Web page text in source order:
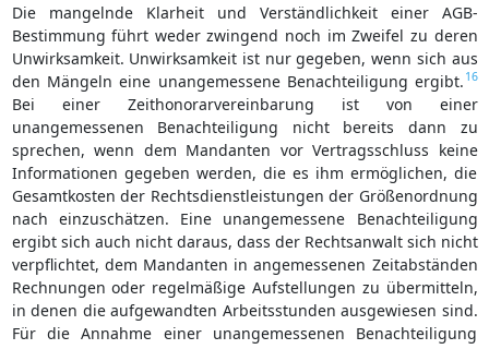
Die mangelnde Klarheit und Verständlichkeit einer AGB-
Bestimmung führt weder zwingend noch im Zweifel zu deren
Unwirksamkeit. Unwirksamkeit ist nur gegeben, wenn sich aus
den Mängeln eine unangemessene Benachteiligung ergibt. 16
Bei einer Zeithonorarvereinbarung ist von einer
unangemessenen Benachteiligung nicht bereits dann zu
sprechen, wenn dem Mandanten vor Vertragsschluss keine
Informationen gegeben werden, die es ihm ermöglichen, die
Gesamtkosten der Rechtsdienstleistungen der Größenordnung
nach einzuschätzen. Eine unangemessene Benachteiligung
ergibt sich auch nicht daraus, dass der Rechtsanwalt sich nicht
verpflichtet, dem Mandanten in angemessenen Zeitabständen
Rechnungen oder regelmäßige Aufstellungen zu übermitteln,
in denen die aufgewandten Arbeitsstunden ausgewiesen sind.
Für die Annahme einer unangemessenen Benachteiligung